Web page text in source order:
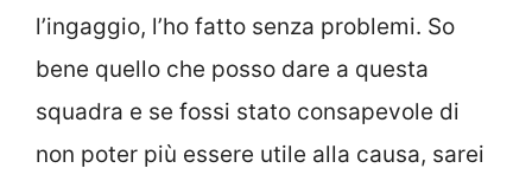
l’ingaggio, l’ho fatto senza problemi. So
bene quello che posso dare a questa
squadra e se fossi stato consapevole di
non poter più essere utile alla causa, sarei